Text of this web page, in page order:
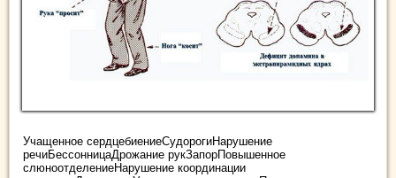
Учащенное сердцебиениеСудорогиНарушение
речиБессонницаДрожание рукЗапорПовышенное
слюноотделениеНарушение координации